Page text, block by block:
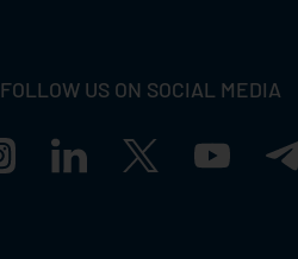
FOLLOW US ON SOCIAL MEDIA